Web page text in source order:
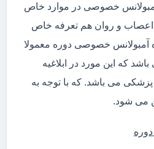
آمبولانس خصوصی در موارد خاص
اعصاب و روان هم تعرفه خاص
آمبولانس خصوصی دوره معمولا
که این مورد در ابلاغیه
می باشد. که با توجه به
می شود.